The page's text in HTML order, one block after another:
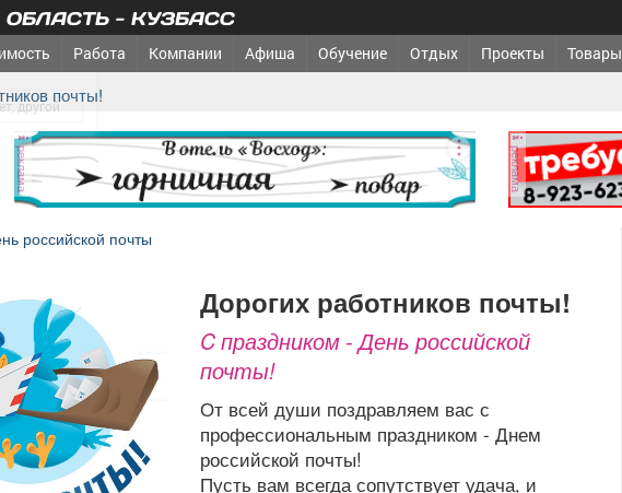
- КУЗБАСС
Работа Компании Афиша Обучение Отдых Проекты Товары
почты!
реклама реклама
российской почты
дорогих работников почты!
C праздником - День российской
почты!
От всей души поздравляем вас с
профессиональным праздником - Днем
российской почты!
Пусть вам всегда сопутствует удача, и